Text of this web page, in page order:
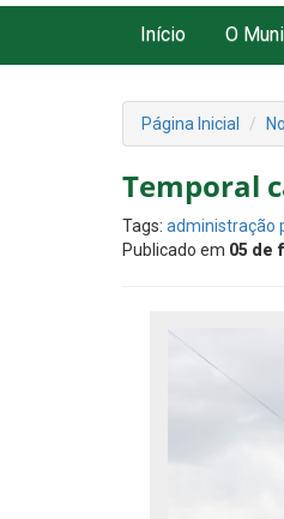
Início O
Página Inicial
Temporal
Tags: administração
Publicado em 05 de